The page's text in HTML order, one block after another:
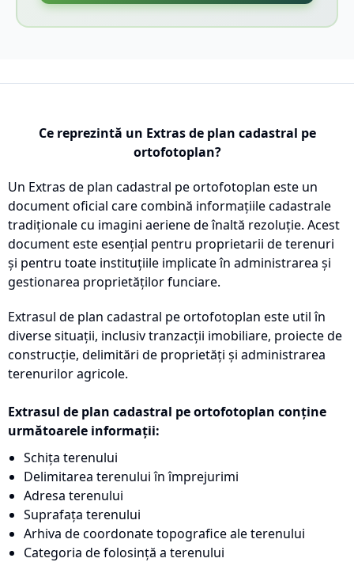
Ce reprezintă un Extras de plan cadastral pe
ortofotoplan?
Un Extras de plan cadastral pe ortofotoplan este un
document oficial care combină informațiile cadastrale
tradiționale cu imagini aeriene de înaltă rezoluție. Acest
document este esențial pentru proprietarii de terenuri
și pentru toate instituțiile implicate în administrarea și
gestionarea proprietăților funciare.
Extrasul de plan cadastral pe ortofotoplan este util în
diverse situații, inclusiv tranzacții imobiliare, proiecte de
construcție, delimitări de proprietăți și administrarea
terenurilor agricole.
Extrasul de plan cadastral pe ortofotoplan conține
următoarele informații:
Schița terenului
Delimitarea terenului în împrejurimi
Adresa terenului
Suprafața terenului
Arhiva de coordonate topografice ale terenului
Categoria de folosință a terenului